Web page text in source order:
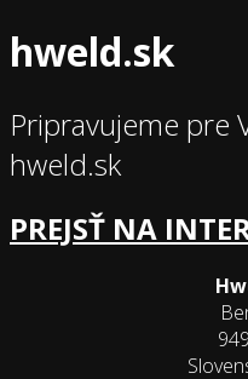
hweld.sk
Pripravujeme pre
hweld.sk
PREJSŤ NA